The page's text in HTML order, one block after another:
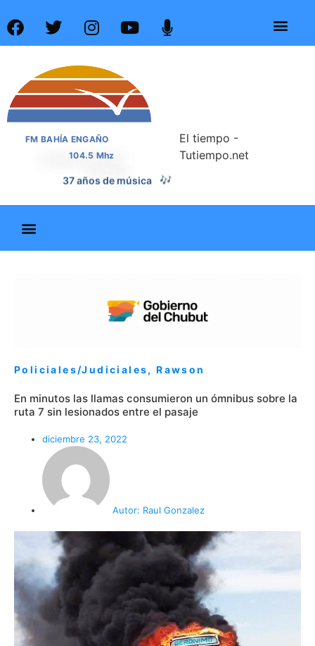
FM BAHÍA ENGAÑO
104.5 Mhz
37 años de noticias 📰
El tiempo -
Tutiempo.net
Policiales/Judiciales,Rawson
En minutos las llamas consumieron un ómnibus sobre la
ruta 7 sin lesionados entre el pasaje
diciembre 23, 2022
Autor: Raul Gonzalez